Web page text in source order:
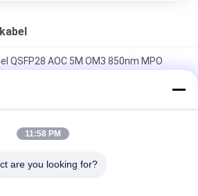
QSFP28 AOC 5M OM3 850nm MPO
AOC Lichtleiterkabel 4SFP mit
optisches Kabel, Stromverbrauch
11:58 PM
are you looking for?